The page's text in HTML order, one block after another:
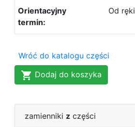
Od ręki
Wróć do katalogu części
Dodaj do koszyka
zamienniki z części